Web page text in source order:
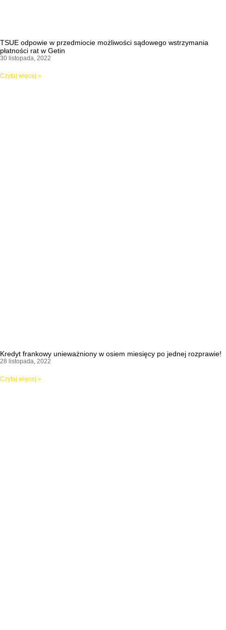
TSUE odpowie w przedmiocie możliwości sądowego wstrzymania
płatności rat w Getin
30 listopada, 2022
Czytaj więcej »
Kredyt frankowy unieważniony w osiem miesięcy po jednej rozprawie!
28 listopada, 2022
Czytaj więcej »